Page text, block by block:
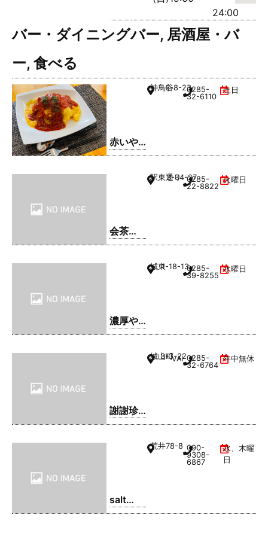
24:00
バー・ダイニングバー, 居酒屋・バ
ー, 食べる
赤いや
ね
神鳥谷6-8-230285-
32-6110
土日
会茶
(AIAI
駅東通り3-34-270285-
22-8822
火曜日
濃厚や
きそ
城東1-18-130285-
39-8255
水曜日
謝謝珍
珠 | シ
城山町3-3-22
VAL1階0285-
32-6764
年中無休
salt
coffee
荒井78-8 090-
9308-
6867
水、木曜
日